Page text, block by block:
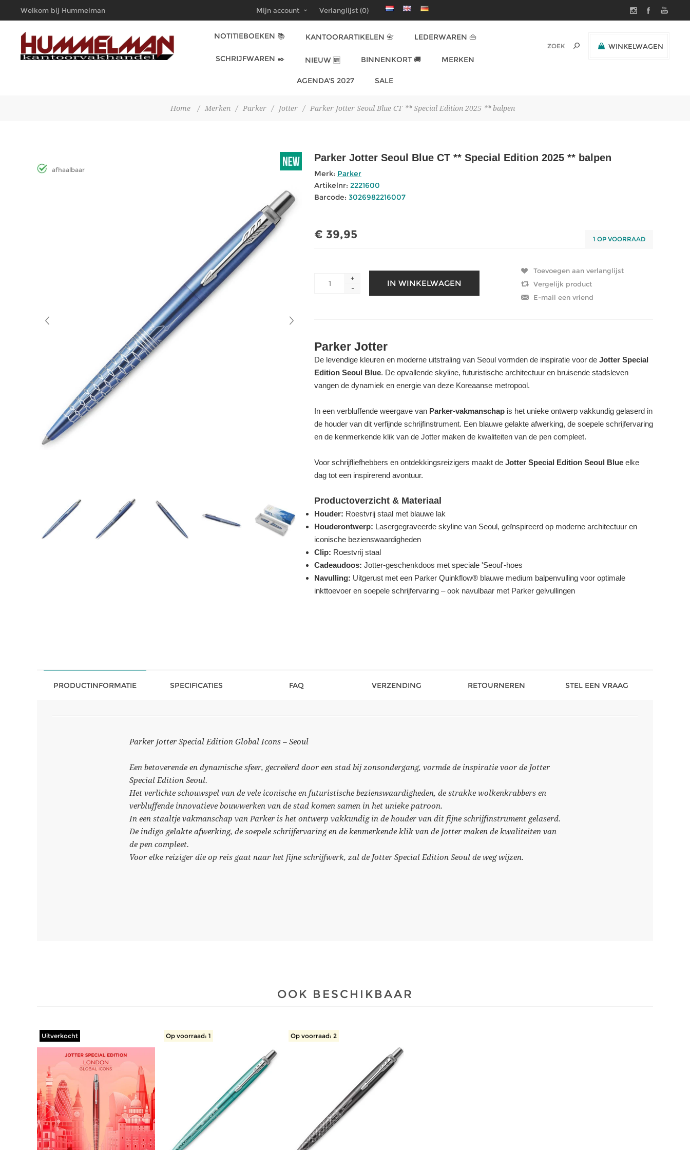
Welkom bij Hummelman
Kantoorvakhandel
Mijn account Verlanglijst (0)
WINKELWAGEN
NOTITIEBOEKEN 📚 KANTOORARTIKELEN 📇 LEDERWAREN 👜
SCHRIJFWAREN ✒️ NIEUW 🆕 BINNENKORT 🚚 MERKEN
AGENDA'S 2027 SALE
Home / Merken / Parker / Jotter / Parker Jotter Seoul Blue CT ** Special Edition 2025 ** balpen
afhaalbaar
Parker Jotter Seoul Blue CT ** Special Edition 2025 ** balpen
Merk: Parker
Artikelnr: 2221600
Barcode: 3026982216007
€ 39,95 1 OP VOORRAAD
+
-
Parker Jotter
De levendige kleuren en moderne uitstraling van Seoul vormden de inspiratie voor de Jotter Special
Edition Seoul Blue. De opvallende skyline, futuristische architectuur en bruisende stadsleven
vangen de dynamiek en energie van deze Koreaanse metropool.
In een verbluffende weergave van Parker-vakmanschap is het unieke ontwerp vakkundig gelaserd in
de houder van dit verfijnde schrijfinstrument. Een blauwe gelakte afwerking, de soepele schrijfervaring
en de kenmerkende klik van de Jotter maken de kwaliteiten van de pen compleet.
Voor schrijfliefhebbers en ontdekkingsreizigers maakt de Jotter Special Edition Seoul Blue elke
dag tot een inspirerend avontuur.
Productoverzicht & Materiaal
Houder: Roestvrij staal met blauwe lak
Houderontwerp: Lasergegraveerde skyline van Seoul, geïnspireerd op moderne architectuur en
iconische bezienswaardigheden
Clip: Roestvrij staal
Cadeaudoos: Jotter-geschenkdoos met speciale 'Seoul'-hoes
Navulling: Uitgerust met een Parker Quinkflow® blauwe medium balpenvulling voor optimale
inkttoevoer en soepele schrijfervaring – ook navulbaar met Parker gelvullingen
PRODUCTINFORMATIE SPECIFICATIES FAQ VERZENDING RETOURNEREN STEL EEN VRAAG
Parker Jotter Special Edition Global Icons – Seoul
Een betoverende en dynamische sfeer, gecreëerd door een stad bij zonsondergang, vormde de inspiratie voor de Jotter
Special Edition Seoul.
Het verlichte schouwspel van de vele iconische en futuristische bezienswaardigheden, de strakke wolkenkrabbers en
verbluffende innovatieve bouwwerken van de stad komen samen in het unieke patroon.
In een staaltje vakmanschap van Parker is het ontwerp vakkundig in de houder van dit fijne schrijfinstrument gelaserd.
De indigo gelakte afwerking, de soepele schrijfervaring en de kenmerkende klik van de Jotter maken de kwaliteiten van
de pen compleet.
Voor elke reiziger die op reis gaat naar het fijne schrijfwerk, zal de Jotter Special Edition Seoul de weg wijzen.
OOK BESCHIKBAAR
Uitverkocht Op voorraad: 1 Op voorraad: 2